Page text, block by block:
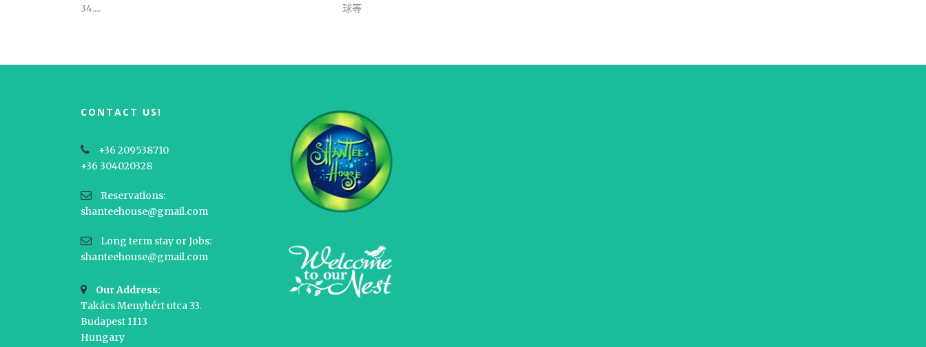
34....
球等
CONTACT US!
+36 209538710
+36 304020328
Reservations:
shanteehouse@gmail.com
Long term stay or Jobs:
shanteehouse@gmail.com
Our Address:
Takács Menyhért utca 33.
Budapest 1113
Hungary